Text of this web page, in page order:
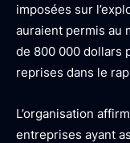
imposées sur
auraient permis au
de 800 000 dollars
reprises dans le
L’organisation
entreprises ayant